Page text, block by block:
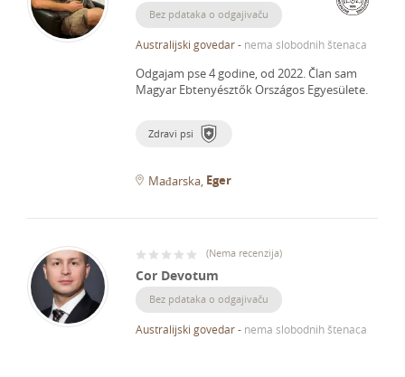
Bez pdataka o odgajivaču
Australijski govedar- nema slobodnih štenaca
Odgajam pse 4 godine, od 2022.Član sam
Magyar Ebtenyésztők Országos Egyesülete.
Zdravi psi
Mađarska Eger
(Nema recenzija)
Cor Devotum
Bez pdataka o odgajivaču
Australijski govedar- nema slobodnih štenaca